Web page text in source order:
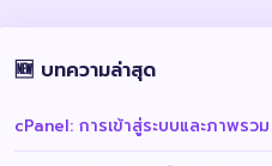
🆕 บทความล่าสุด
cPanel: การเข้าสู่ระบบและภาพร